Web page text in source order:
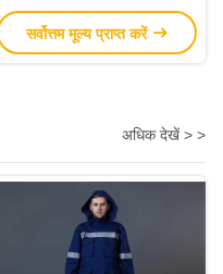
सिलिकॉन हाफ मास्क रेस्पिरेटर
सर्वोत्तम मूल्य प्राप्त करें
अधिक देखें > >